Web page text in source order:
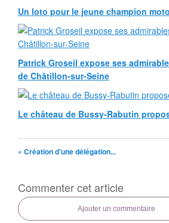
Un loto pour le jeune champion
Patrick Groseil expose ses
de Châtillon-sur-Seine
Le château de Bussy-Rabutin
« Création d'une délégation...
Commenter cet article
Ajouter un commentaire